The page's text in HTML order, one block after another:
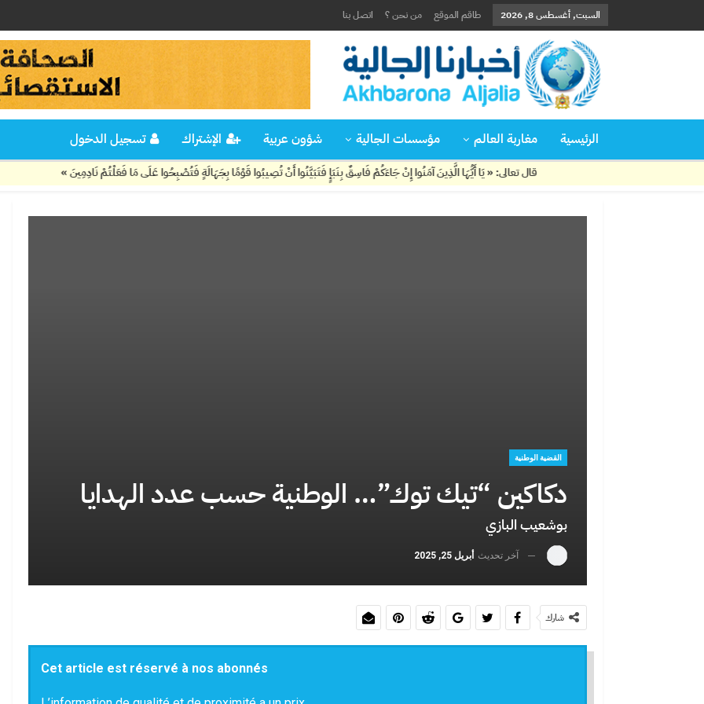
السبت, أغسطس 8, 2026 طاقم الموقع من نحن ؟ اتصل بنا
الرئيسية مغاربة العالم مؤسسات الجالية شؤون عربية الإشتراك تسجيل الدخول
قال تعالى: « يَا أَيُّهَا الَّذِينَ آمَنُوا إِنْ جَاءَكُمْ فَاسِقٌ بِنَبَإٍ فَتَبَيَّنُوا أَنْ تُصِيبُوا قَوْمًا بِجَهَالَةٍ فَتُصْبِحُوا عَلَى مَا فَعَلْتُمْ نَادِمِينَ »
القضية الوطنية
دكاكين “تيك توك”… الوطنية حسب عدد الهدايا
بوشعيب البازي
آخر تحديث أبريل 25, 2025
شارك
Cet article est réservé à nos abonnés